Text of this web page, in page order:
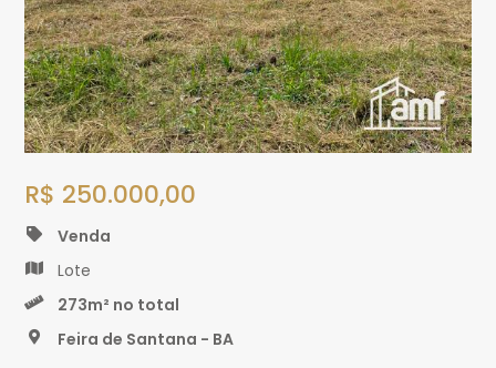
R$ 250.000,00
Venda
Lote
273m² no total
Feira de Santana - BA